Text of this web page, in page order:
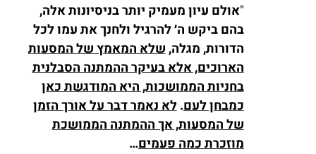
"אולם עיון מעמיק יותר בניסיונות אלה,
בהם ביקש ה׳ להרגיל ולחנך את עמו לכל
הדורות, מגלה,שלא המאמץ של המסעות
הארוכים, אלא בעיקר ההמתנה הסבלנית
בחניות הממושכות, היא המודגשת כאן
כמבחן לעם.לא נאמר דבר על אורך הזמן
של המסעות, אך ההמתנה הממושכת
מוזכרת כמה פעמים…